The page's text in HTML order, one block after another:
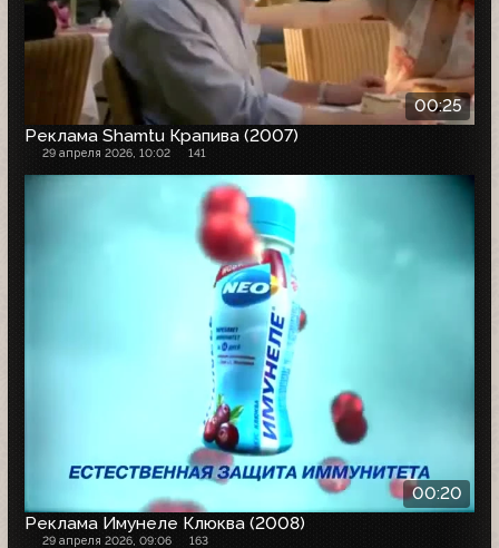
00:25
Реклама Shamtu Крапива (2007)
29 апреля 2026, 10:02 141
00:20
Реклама Имунеле Клюква (2008)
29 апреля 2026, 09:06 163